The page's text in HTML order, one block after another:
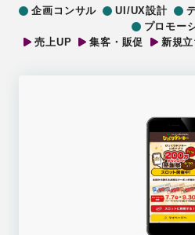
企画コンサル UI/UX設計
プロモー
売上UP
集客・販促 新規